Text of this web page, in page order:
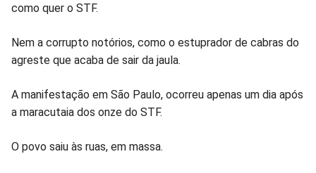
como quer o STF.
Nem a corrupto notórios, como o estuprador de cabras do
agreste que acaba de sair da jaula.
A manifestação em São Paulo, ocorreu apenas um dia após
a maracutaia dos onze do STF.
O povo saiu às ruas, em massa.